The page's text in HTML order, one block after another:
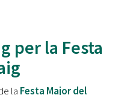
per la Festa
la Festa Major del